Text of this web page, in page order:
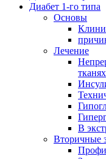
Диабет 1-го типа
Основы
Лечение
В
Вторичные